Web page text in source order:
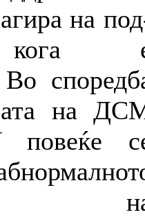
на
кога
на